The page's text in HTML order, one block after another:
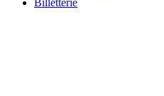
Billetterie